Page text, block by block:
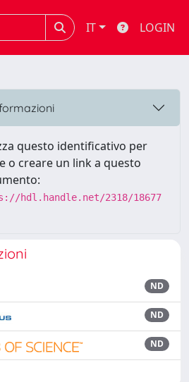
IT LOGIN
questo identificativo per
o creare un link a questo
hdl.handle.net/2318/18677
ND
ND
ND